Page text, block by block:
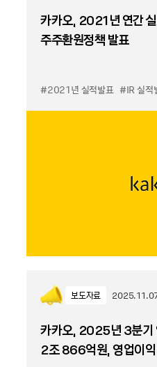
카카오, 2021년 연간
주주환원정책 발표
#2021년 실적발표 #IR 실적
보도자료
카카오, 2025년 3분기
2조 866억원, 영업이